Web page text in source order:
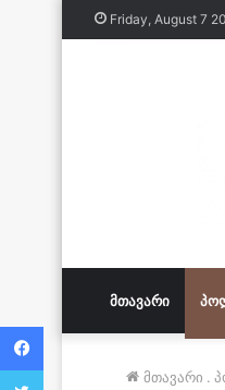
Friday, August 7
ᲛᲗᲐᲕᲐᲠᲘ
მთავარი .
Facebook
Twitter